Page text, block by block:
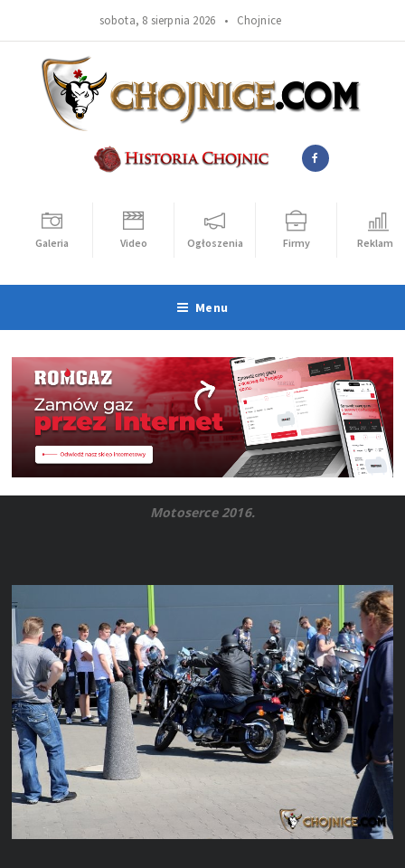
sobota, 8 sierpnia 2026 • Chojnice
Galeria Video Ogłoszenia Firmy Reklama
Menu
Motoserce 2016.